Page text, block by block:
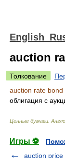
auction
Толкование
auction rate bond
облигация с
Ценные бумаги.
Игры ⚽
auction price